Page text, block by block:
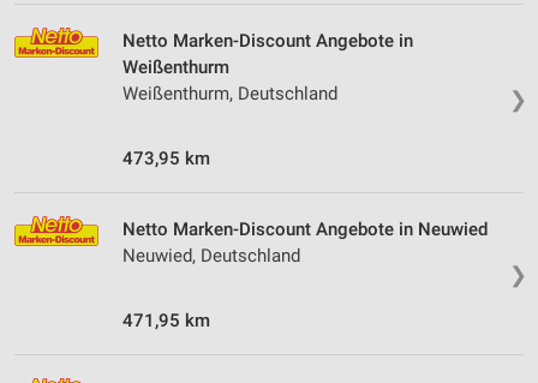
❯
Netto Marken-Discount Angebote in
Weißenthurm
Weißenthurm, Deutschland
473,95 km
❯
Netto Marken-Discount Angebote in Neuwied
Neuwied, Deutschland
471,95 km
Performance